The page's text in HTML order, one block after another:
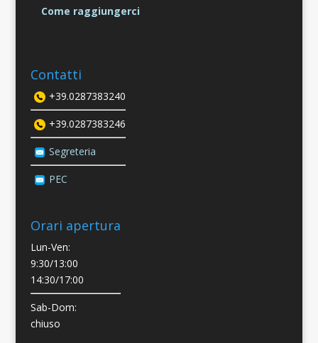
Come raggiungerci
Contatti
+39.0287383240
+39.0287383246
Segreteria
PEC
Orari apertura
Lun-Ven:
9:30/13:00
14:30/17:00
Sab-Dom:
chiuso